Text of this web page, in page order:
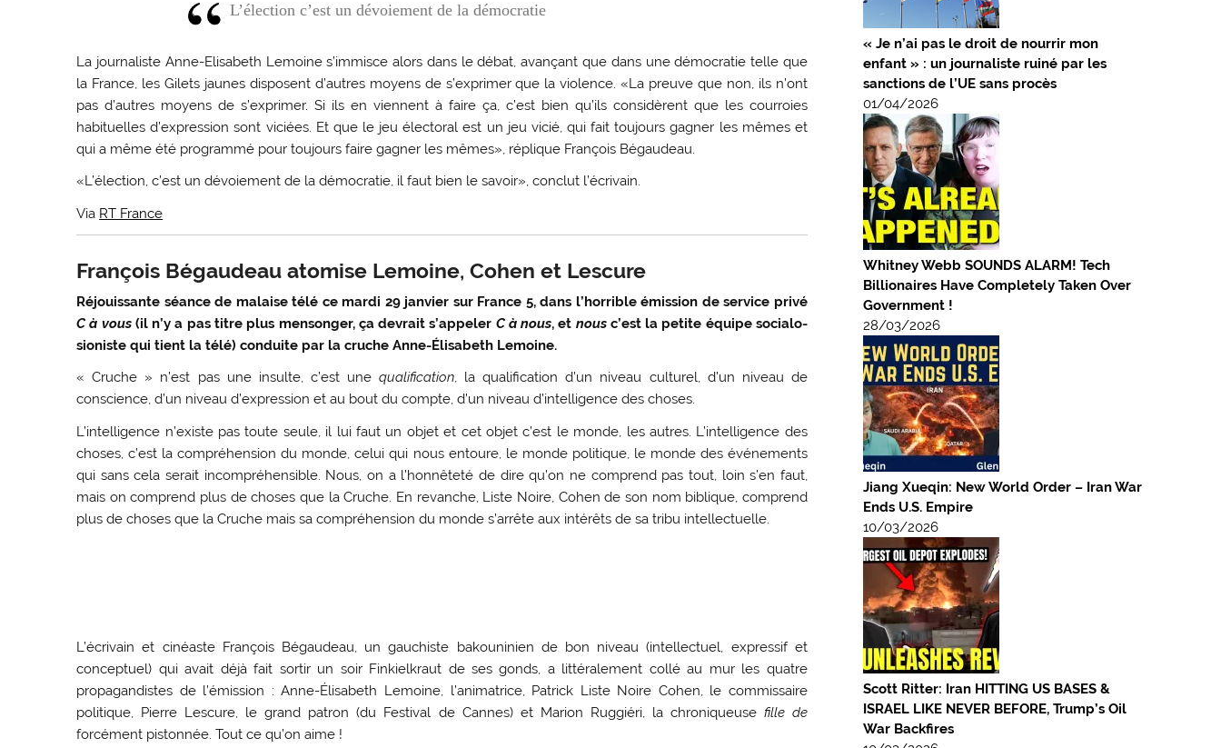
L’élection c’est un dévoiement de la démocratie
La journaliste Anne-Elisabeth Lemoine s’immisce alors dans le débat, avançant que dans une démocratie telle que
la France, les Gilets jaunes disposent d’autres moyens de s’exprimer que la violence. «La preuve que non, ils n’ont
pas d’autres moyens de s’exprimer. Si ils en viennent à faire ça, c’est bien qu’ils considèrent que les courroies
habituelles d’expression sont viciées. Et que le jeu électoral est un jeu vicié, qui fait toujours gagner les mêmes et
qui a même été programmé pour toujours faire gagner les mêmes», réplique François Bégaudeau.
«L’élection, c’est un dévoiement de la démocratie, il faut bien le savoir», conclut l’écrivain.
Via RT France
François Bégaudeau atomise Lemoine, Cohen et Lescure
Réjouissante séance de malaise télé ce mardi 29 janvier sur France 5, dans l’horrible émission de service privé
C à vous(il n’y a pas titre plus mensonger, ça devrait s’appeler C à nous, et nousc’est la petite équipe socialo-
sioniste qui tient la télé) conduite par la cruche Anne-Élisabeth Lemoine.
« Cruche » n’est pas une insulte, c’est unequalification, la qualification d’un niveau culturel, d’un niveau de
conscience, d’un niveau d’expression et au bout du compte, d’un niveau d’intelligence des choses.
L’intelligence n’existe pas toute seule, il lui faut un objet et cet objet c’est le monde, les autres. L’intelligence des
choses, c’est la compréhension du monde, celui qui nous entoure, le monde politique, le monde des événements
qui sans cela serait incompréhensible. Nous, on a l’honnêteté de dire qu’on ne comprend pas tout, loin s’en faut,
mais on comprend plus de choses que la Cruche. En revanche, Liste Noire, Cohen de son nom biblique, comprend
plus de choses que la Cruche mais sa compréhension du monde s’arrête aux intérêts de sa tribu intellectuelle.
L’écrivain et cinéaste François Bégaudeau, un gauchiste bakouninien de bon niveau (intellectuel, expressif et
conceptuel) qui avait déjà fait sortir un soir Finkielkraut de ses gonds, a littéralement collé au mur les quatre
propagandistes de l’émission : Anne-Élisabeth Lemoine, l’animatrice, Patrick Liste Noire Cohen, le commissaire
politique, Pierre Lescure, le grand patron (du Festival de Cannes) et Marion Ruggiéri, la chroniqueuse fille de
forcément pistonnée. Tout ce qu’on aime !
« Je n’ai pas le droit de nourrir mon
enfant » : un journaliste ruiné par les
sanctions de l’UE sans procès
01/04/2026
Whitney Webb SOUNDS ALARM! Tech
Billionaires Have Completely Taken Over
Government !
28/03/2026
Jiang Xueqin: New World Order – Iran War
Ends U.S. Empire
10/03/2026
Scott Ritter: Iran HITTING US BASES &
ISRAEL LIKE NEVER BEFORE, Trump’s Oil
War Backfires